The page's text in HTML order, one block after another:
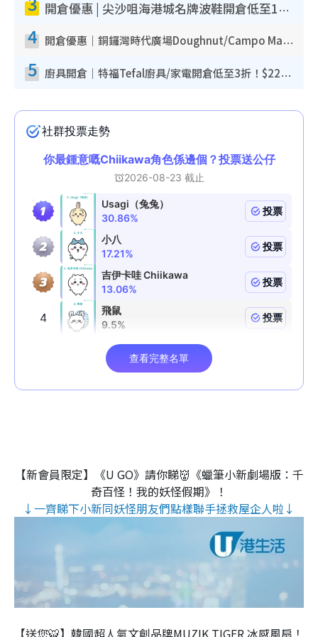
開倉優惠 | 尖沙咀海港城名牌波鞋開倉低至1折！On鞋$899起／Joy&Peace鞋履$98起
4 開倉優惠｜銅鑼灣時代廣場Doughnut/Campo Marzio開倉低至1折！背囊、書包、手袋劈價$200起
5 廚具開倉｜特福Tefal廚具/家電開倉低至3折！$220起買平底鍋/炒鑊/湯煲！電飯煲/吸塵機/燙斗$418起
【新會員限定】《U GO》請你睇👹《蠟筆小新劇場版：千
奇百怪！我的妖怪假期》！
↓一齊睇下小新同妖怪朋友們點樣聯手拯救屋企人啦↓
【送您🐯】韓國超人氣文創品牌MUZIK TIGER 冰感風扇！